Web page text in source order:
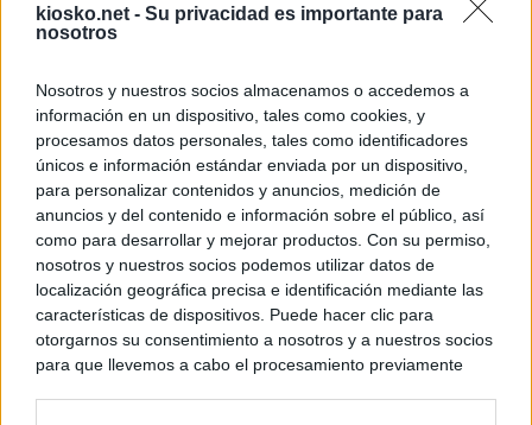
kiosko.net - Su privacidad es importante para
nosotros
Nosotros y nuestros socios almacenamos o accedemos a
información en un dispositivo, tales como cookies, y
procesamos datos personales, tales como identificadores
únicos e información estándar enviada por un dispositivo,
para personalizar contenidos y anuncios, medición de
anuncios y del contenido e información sobre el público, así
como para desarrollar y mejorar productos. Con su permiso,
nosotros y nuestros socios podemos utilizar datos de
localización geográfica precisa e identificación mediante las
características de dispositivos. Puede hacer clic para
otorgarnos su consentimiento a nosotros y a nuestros socios
para que llevemos a cabo el procesamiento previamente